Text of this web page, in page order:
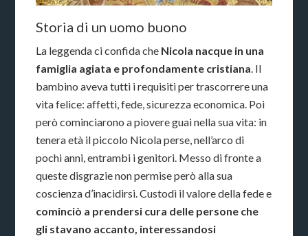
Storia di un uomo buono
La leggenda ci confida che Nicola nacque in una
famiglia agiata e profondamente cristiana . Il
bambino aveva tutti i requisiti per trascorrere una
vita felice: affetti, fede, sicurezza economica. Poi
però cominciarono a piovere guai nella sua vita: in
tenera età il piccolo Nicola perse, nell’arco di
pochi anni, entrambi i genitori. Messo di fronte a
queste disgrazie non permise però alla sua
coscienza d’inacidirsi. Custodì il valore della fede e
cominciò a prendersi cura delle persone che
gli stavano accanto, interessandosi